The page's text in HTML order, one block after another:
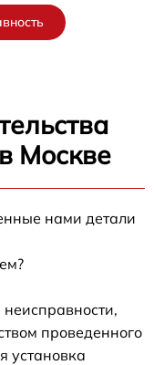
Москве
нами детали
проведенного
установка